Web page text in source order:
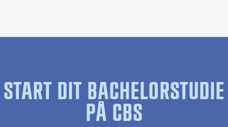
START DIT BACHELORSTUDIE
PÅ CBS